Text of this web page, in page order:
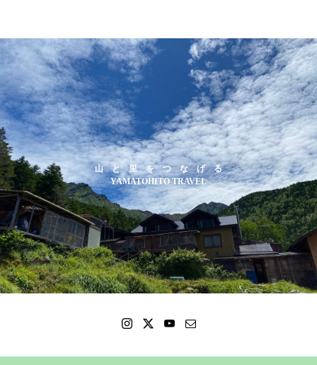
山 と 里 を つ な げ る
YAMATOHITO TRAVEL